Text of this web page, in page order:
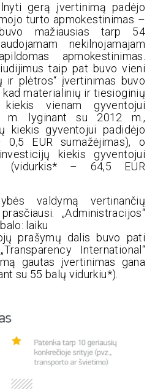
gerą įvertinimą padėjo
turto apmokestinimas –
mažiausias tarp 54
nekilnojamajam
apmokestinimas.
taip pat buvo vieni
ir plėtros“ įvertinimas buvo
materialinių ir tiesioginių
vienam gyventojui
m. lyginant su 2012 m.,
kiekis gyventojui padidėjo
EUR sumažėjimas), o
kiekis gyventojui
(vidurkis* – 64,5 EUR
valdymą vertinančių
„Administracijos“
laiku
prašymų dalis buvo pati
International“
gautas įvertinimas gana
su 55 balų vidurkiu*).